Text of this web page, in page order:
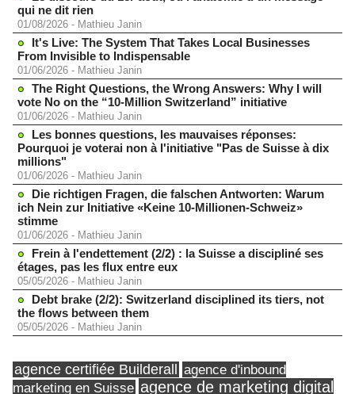
qui ne dit rien
01/08/2026 - Mathieu Janin
It's Live: The System That Takes Local Businesses
From Invisible to Indispensable
01/06/2026 - Mathieu Janin
The Right Questions, the Wrong Answers: Why I will
vote No on the “10-Million Switzerland” initiative
01/06/2026 - Mathieu Janin
Les bonnes questions, les mauvaises réponses:
Pourquoi je voterai non à l'initiative "Pas de Suisse à dix
millions"
01/06/2026 - Mathieu Janin
Die richtigen Fragen, die falschen Antworten: Warum
ich Nein zur Initiative «Keine 10-Millionen-Schweiz»
stimme
01/06/2026 - Mathieu Janin
Frein à l'endettement (2/2) : la Suisse a discipliné ses
étages, pas les flux entre eux
05/05/2026 - Mathieu Janin
Debt brake (2/2): Switzerland disciplined its tiers, not
the flows between them
05/05/2026 - Mathieu Janin
agence certifiée Builderall
agence d'inbound
marketing en Suisse agence de marketing digital